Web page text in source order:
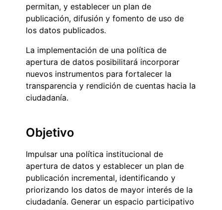
permitan, y establecer un plan de
publicación, difusión y fomento de uso de
los datos publicados.
La implementación de una política de
apertura de datos posibilitará incorporar
nuevos instrumentos para fortalecer la
transparencia y rendición de cuentas hacia la
ciudadanía.
Objetivo
Impulsar una política institucional de
apertura de datos y establecer un plan de
publicación incremental, identificando y
priorizando los datos de mayor interés de la
ciudadanía. Generar un espacio participativo